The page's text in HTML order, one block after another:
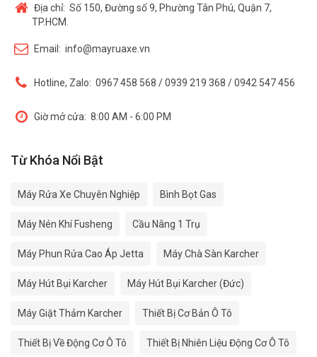
Địa chỉ: Số 150, Đường số 9, Phường Tân Phú, Quận 7,
TP.HCM.
Email: info@mayruaxe.vn
Hotline, Zalo: 0967 458 568 / 0939 219 368 / 0942 547 456
Giờ mở cửa: 8:00 AM - 6:00 PM
Từ Khóa Nổi Bật
Máy Rửa Xe Chuyên Nghiệp Bình Bọt Gas
Máy Nén Khí Fusheng Cầu Nâng 1 Trụ
Máy Phun Rửa Cao Áp Jetta Máy Chà Sàn Karcher
Máy Hút Bụi Karcher Máy Hút Bụi Karcher (Đức)
Máy Giặt Thảm Karcher Thiết Bị Cơ Bản Ô Tô
Thiết Bị Về Động Cơ Ô Tô Thiết Bị Nhiên Liệu Động Cơ Ô Tô